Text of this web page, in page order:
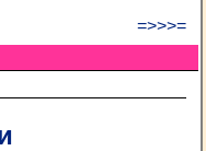
=>>>=